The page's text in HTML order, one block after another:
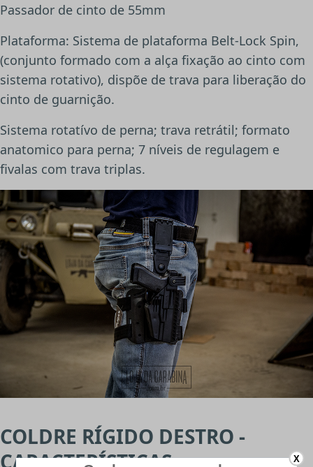
Passador de cinto de 55mm
Plataforma: Sistema de plataforma Belt-Lock Spin,
(conjunto formado com a alça fixação ao cinto com
sistema rotativo), dispõe de trava para liberação do
cinto de guarnição.
Sistema rotatívo de perna; trava retrátil; formato
anatomico para perna; 7 níveis de regulagem e
fivalas com trava triplas.
COLDRE RÍGIDO DESTRO -
CARACTERÍSTICAS:
X